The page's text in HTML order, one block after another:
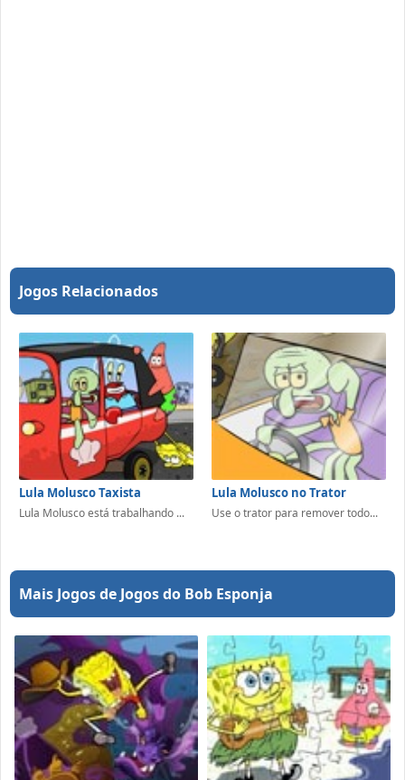
Jogos Relacionados
Lula Molusco Taxista
Lula Molusco está trabalhando ...
Lula Molusco no Trator
Use o trator para remover todo...
Mais Jogos de Jogos do Bob Esponja